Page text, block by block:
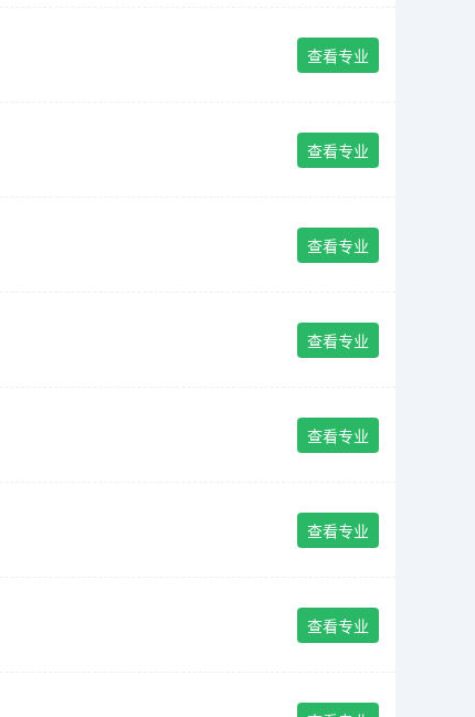
查看专业
查看专业
查看专业
查看专业
查看专业
查看专业
查看专业